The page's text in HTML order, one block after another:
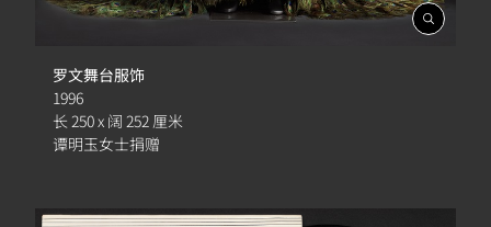
開
啟
罗文舞台服饰
1996
长 250 x 阔 252 厘米
谭明玉女士捐赠